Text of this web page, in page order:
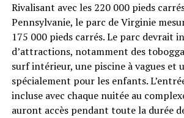
Rivalisant avec les 220 000 pieds
Pennsylvanie, le parc de Virginie
175 000 pieds carrés. Le parc devrait
d’attractions, notamment des
surf intérieur, une piscine à vagues et
spécialement pour les enfants.
incluse avec chaque nuitée au
auront accès pendant toute la durée